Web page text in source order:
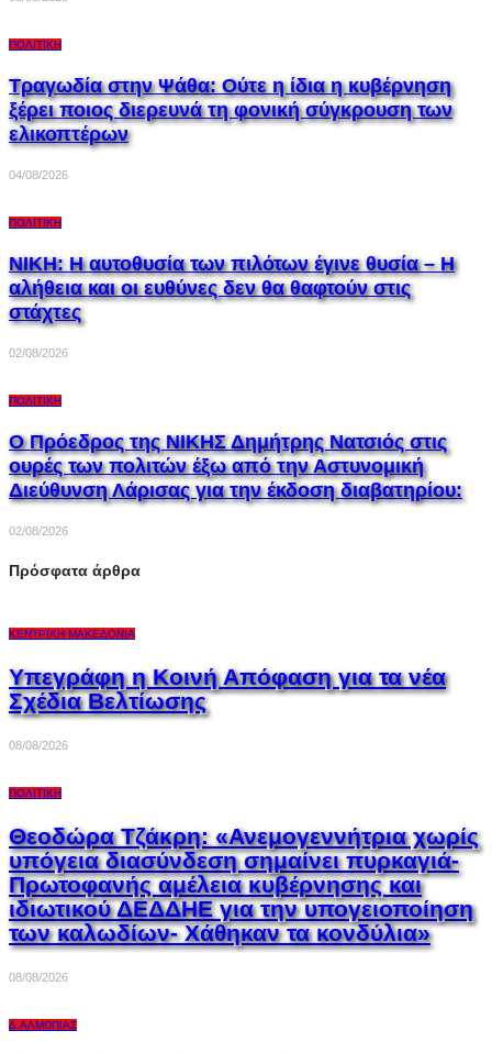
ΠΟΛΙΤΙΚΉ
Τραγωδία στην Ψάθα: Ούτε η ίδια η κυβέρνηση
ξέρει ποιος διερευνά τη φονική σύγκρουση των
ελικοπτέρων
04/08/2026
ΠΟΛΙΤΙΚΉ
ΝΙΚΗ: Η αυτοθυσία των πιλότων έγινε θυσία – Η
αλήθεια και οι ευθύνες δεν θα θαφτούν στις
στάχτες
02/08/2026
ΠΟΛΙΤΙΚΉ
Ο Πρόεδρος της ΝΙΚΗΣ Δημήτρης Νατσιός στις
ουρές των πολιτών έξω από την Αστυνομική
Διεύθυνση Λάρισας για την έκδοση διαβατηρίου:
02/08/2026
Πρόσφατα άρθρα
ΚΕΝΤΡΙΚΉ ΜΑΚΕΔΟΝΊΑ
Υπεγράφη η Κοινή Απόφαση για τα νέα
Σχέδια Βελτίωσης
08/08/2026
ΠΟΛΙΤΙΚΉ
Θεοδώρα Τζάκρη: «Ανεμογεννήτρια χωρίς
υπόγεια διασύνδεση σημαίνει πυρκαγιά-
Πρωτοφανής αμέλεια κυβέρνησης και
ιδιωτικού ΔΕΔΔΗΕ για την υπογειοποίηση
των καλωδίων- Χάθηκαν τα κονδύλια»
08/08/2026
Δ.ΑΛΜΩΠΊΑΣ